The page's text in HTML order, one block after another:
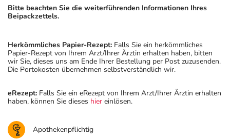
Bitte beachten Sie die weiterführenden Informationen Ihres
Beipackzettels.
Herkömmliches Papier-Rezept: Falls Sie ein herkömmliches
Papier-Rezept von Ihrem Arzt/Ihrer Ärztin erhalten haben, bitten
wir Sie, dieses uns am Ende Ihrer Bestellung per Post zuzusenden.
Die Portokosten übernehmen selbstverständlich wir.
eRezept: Falls Sie ein eRezept von Ihrem Arzt/Ihrer Ärztin erhalten
haben, können Sie dieses hier einlösen.
Apothekenpflichtig